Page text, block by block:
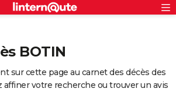
BOTIN
sur cette page au carnet des décès des
affiner votre recherche ou trouver un avis